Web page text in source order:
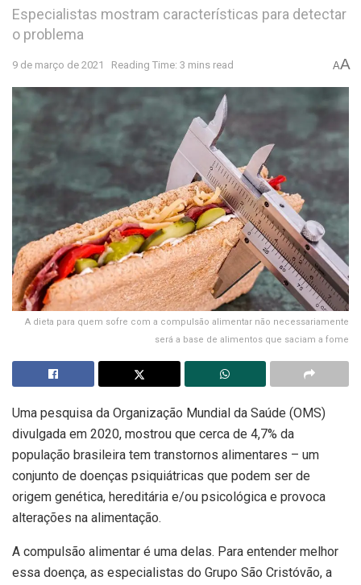
Especialistas mostram características para detectar
o problema
9 de março de 2021 Reading Time: 3 mins read AA
A dieta para quem sofre com a compulsão alimentar não necessariamente
será a base de alimentos que saciam a fome
Uma pesquisa da Organização Mundial da Saúde (OMS)
divulgada em 2020, mostrou que cerca de 4,7% da
população brasileira tem transtornos alimentares – um
conjunto de doenças psiquiátricas que podem ser de
origem genética, hereditária e/ou psicológica e provoca
alterações na alimentação.
A compulsão alimentar é uma delas. Para entender melhor
essa doença, as especialistas do Grupo São Cristóvão, a